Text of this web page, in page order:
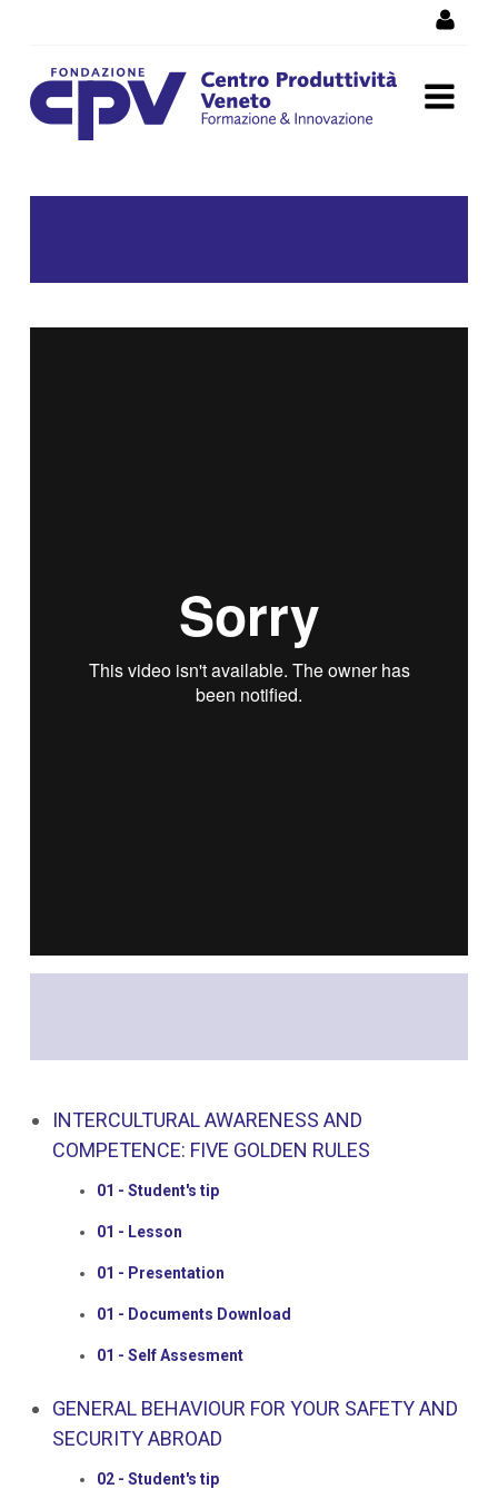
05 - Lesson
INTERCULTURAL AWARENESS AND
COMPETENCE: FIVE GOLDEN RULES
01 - Student's tip
01 - Lesson
01 - Presentation
01 - Documents Download
01 - Self Assesment
GENERAL BEHAVIOUR FOR YOUR SAFETY AND
SECURITY ABROAD
02 - Student's tip